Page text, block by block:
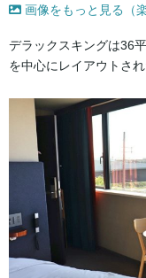
画像をもっと見る（楽
デラックスキングは36
を中心にレイアウトさ